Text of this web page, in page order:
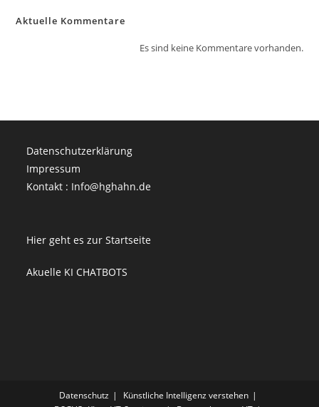
Aktuelle Kommentare
Es sind keine Kommentare vorhanden.
Datenschutzerklärung
Impressum
Kontakt : Info@hghahn.de
Hier geht es zur Startseite
Akuelle KI CHATBOTS
Datenschutz
Künstliche Intelligenz verstehen